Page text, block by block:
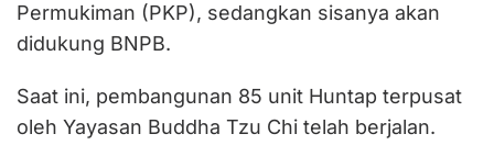
Permukiman (PKP), sedangkan sisanya akan
didukung BNPB.
Saat ini, pembangunan 85 unit Huntap terpusat
oleh Yayasan Buddha Tzu Chi telah berjalan.